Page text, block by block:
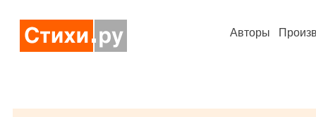
Авторы